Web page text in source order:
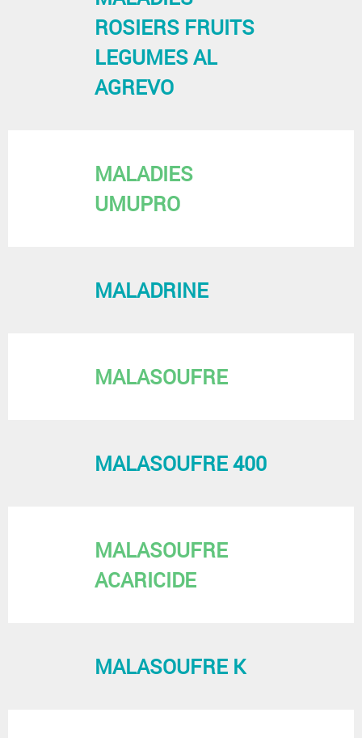
ROSIERS FRUITS
LEGUMES AL
AGREVO
MALADIES
UMUPRO
MALADRINE
MALASOUFRE
MALASOUFRE 400
MALASOUFRE
ACARICIDE
MALASOUFRE K